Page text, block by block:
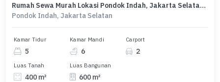
Rumah Sewa Murah Lokasi Pondok Indah, Jakarta Selatan, LB 600m²
Pondok Indah, Jakarta Selatan
Kamar Tidur
5
Kamar Mandi
6
Carport
2
Luas Tanah
400 m²
Luas Bangunan
600 m²